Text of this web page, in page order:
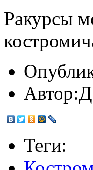
Ракурсы
Автор:
Теги: